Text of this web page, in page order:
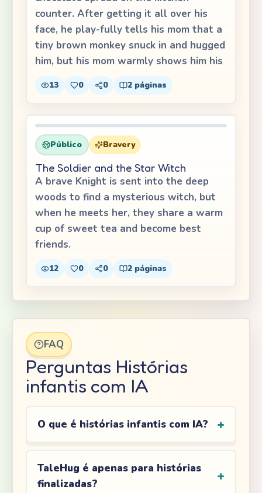
counter. After getting it all over his
face, he play-fully tells his mom that a
tiny brown monkey snuck in and hugged
him, but his mom warmly shows him his
13 0 0 2 páginas
Público Bravery
The Soldier and the Star Witch
A brave Knight is sent into the deep
woods to find a mysterious witch, but
when he meets her, they share a warm
cup of sweet tea and become best
friends.
12 0 0 2 páginas
FAQ
Perguntas Histórias
infantis com IA
O que é histórias infantis com IA?
TaleHug é apenas para histórias
finalizadas?